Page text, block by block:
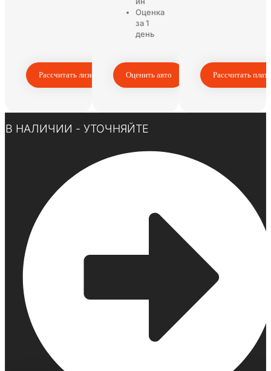
Рассчитать лизинг
Оценка
за 1
день
Оценить авто Рассчитать
В НАЛИЧИИ - УТОЧНЯЙТЕ